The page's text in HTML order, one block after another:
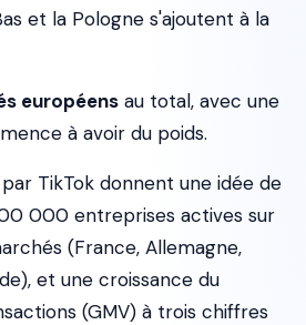
et la Pologne s'ajoutent à la
européens au total, avec une
à avoir du poids.
TikTok donnent une idée de
000 entreprises actives sur
(France, Allemagne,
et une croissance du
(GMV) à trois chiffres